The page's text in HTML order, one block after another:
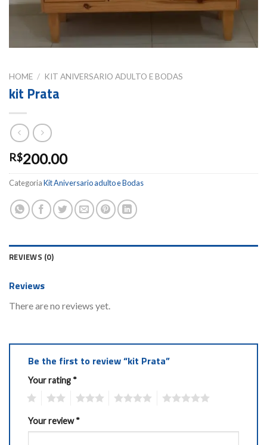
HOME / KIT ANIVERSARIO ADULTO E BODAS
kit Prata
R$200.00
CategoriaKit Aniversario adulto e Bodas
REVIEWS (0)
Reviews
There are no reviews yet.
Be the first to review “kit Prata”
Your rating *
Your review*